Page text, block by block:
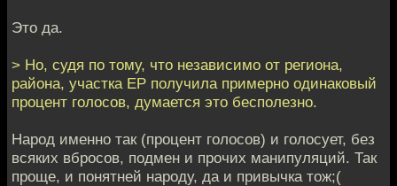
Это да.
> Но, судя по тому, что независимо от региона,
района, участка ЕР получила примерно одинаковый
процент голосов, думается это бесполезно.
Народ именно так (процент голосов) и голосует, без
всяких вбросов, подмен и прочих манипуляций. Так
проще, и понятней народу, да и привычка тож;(